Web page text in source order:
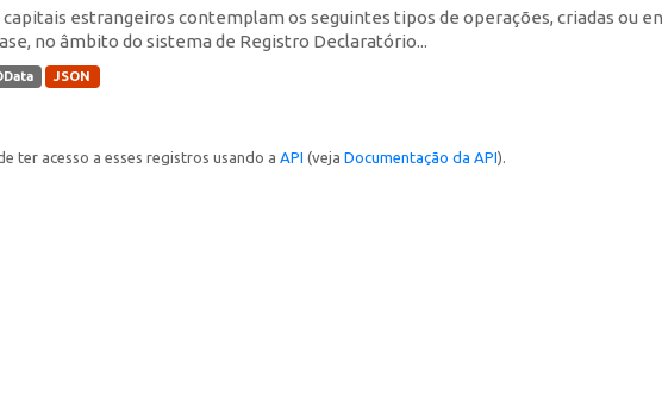
estrangeiros contemplam os seguintes tipos de operações, criadas ou
no âmbito do sistema de Registro Declaratório...
JSON
ter acesso a esses registros usando a API (veja Documentação da API).